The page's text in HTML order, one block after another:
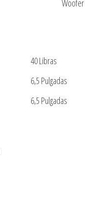
Woofer
40 Libras
6,5 Pulgadas
6,5 Pulgadas